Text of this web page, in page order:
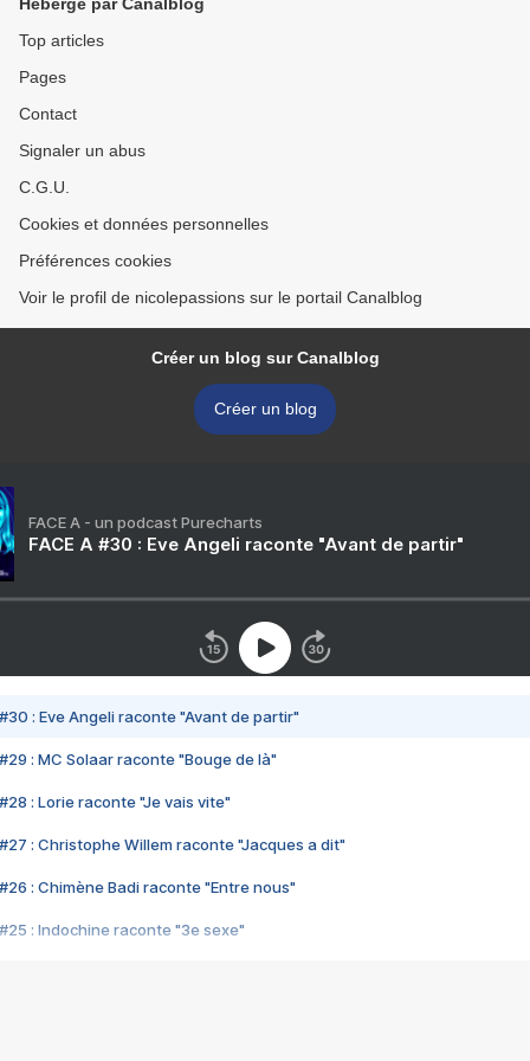
Top articles
Pages
Contact
Signaler un abus
C.G.U.
Cookies et données personnelles
Préférences cookies
Voir le profil de nicolepassions sur le portail Canalblog
Créer un blog sur Canalblog
Créer un blog
FACE A - un podcast Purecharts
FACE A #30 : Eve Angeli raconte "Avant de partir"
#30 : Eve Angeli raconte "Avant de partir"
#29 : MC Solaar raconte "Bouge de là"
#28 : Lorie raconte "Je vais vite"
#27 : Christophe Willem raconte "Jacques a dit"
#26 : Chimène Badi raconte "Entre nous"
#25 : Indochine raconte "3e sexe"